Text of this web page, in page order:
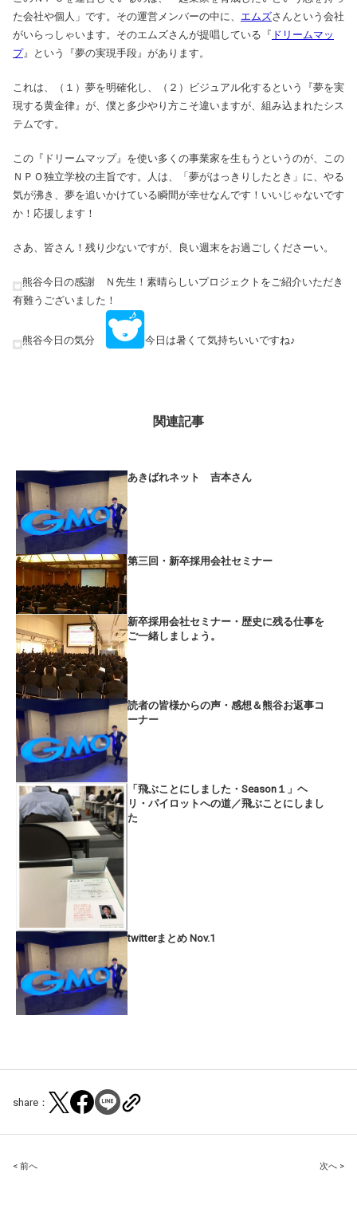
た会社や個人」です。その運営メンバーの中に、 エムズさんという会社
がいらっしゃいます。そのエムズさんが提唱している『 ドリームマッ
プ』という『夢の実現手段』があります。
これは、（１）夢を明確化し、（２）ビジュアル化するという『夢を実
現する黄金律』が、僕と多少やり方こそ違いますが、組み込まれたシス
テムです。
この『ドリームマップ』を使い多くの事業家を生もうというのが、この
ＮＰＯ独立学校の主旨です。人は、「夢がはっきりしたとき」に、やる
気が沸き、夢を追いかけている瞬間が幸せなんです！いいじゃないです
か！応援します！
さあ、皆さん！残り少ないですが、良い週末をお過ごしくださーい。
熊谷今日の感謝 Ｎ先生！素晴らしいプロジェクトをご紹介いただき
有難うございました！
熊谷今日の気分 今日は暑くて気持ちいいですね♪
関連記事
あきばれネット 吉本さん
第三回・新卒採用会社セミナー
新卒採用会社セミナー・歴史に残る仕事を
ご一緒しましょう。
読者の皆様からの声・感想＆熊谷お返事コ
ーナー
「飛ぶことにしました・Season１」ヘ
リ・パイロットへの道／飛ぶことにしまし
た
twitterまとめ Nov.1
share：
Post
< 前へ 次へ >